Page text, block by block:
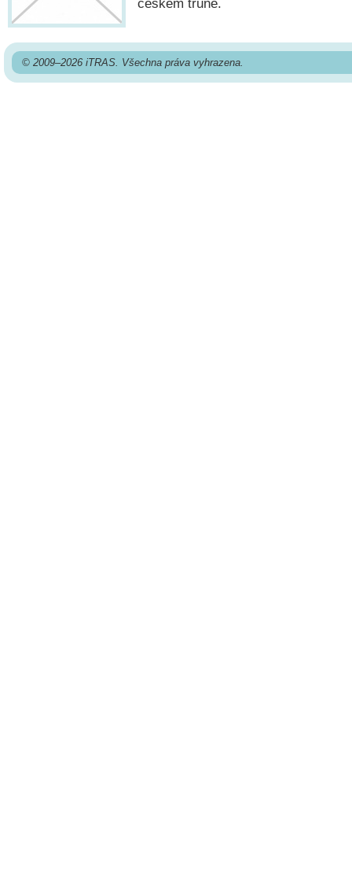
českém trůně.
© 2009–2026 iTRAS. Všechna práva vyhrazena.